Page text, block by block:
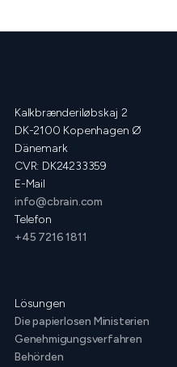
Kalkbrænderiløbskaj 2
DK-2100 Kopenhagen Ø
Dänemark
CVR: DK24233359
E-Mail
info@cbrain.com
Telefon
+45 7216 1811
Lösungen
Die papierlosen Ministerien
Genehmigungsverfahren
Behörden